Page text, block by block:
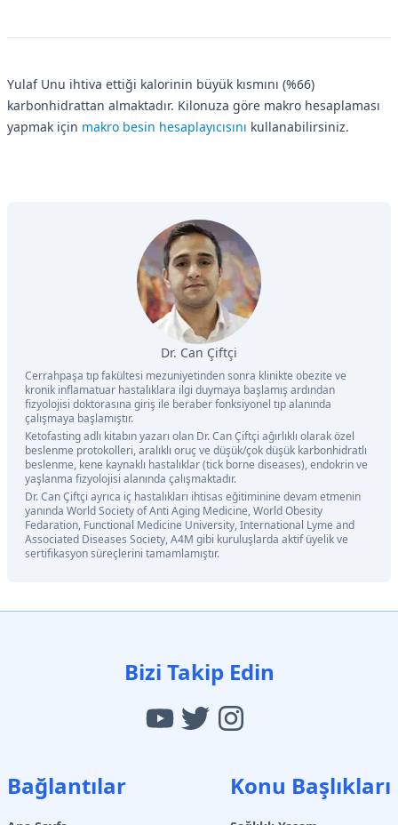
Yulaf Unu ihtiva ettiği kalorinin büyük kısmını (%66)
karbonhidrattan almaktadır. Kilonuza göre makro hesaplaması
yapmak için makro besin hesaplayıcısını kullanabilirsiniz.
Dr. Can Çiftçi
Cerrahpaşa tıp fakültesi mezuniyetinden sonra klinikte obezite ve
kronik inflamatuar hastalıklara ilgi duymaya başlamış ardından
fizyolojisi doktorasına giriş ile beraber fonksiyonel tıp alanında
çalışmaya başlamıştır.
Ketofasting adlı kitabın yazarı olan Dr. Can Çiftçi ağırlıklı olarak özel
beslenme protokolleri, aralıklı oruç ve düşük/çok düşük karbonhidratlı
beslenme, kene kaynaklı hastalıklar (tick borne diseases), endokrin ve
yaşlanma fizyolojisi alanında çalışmaktadır.
Dr. Can Çiftçi ayrıca iç hastalıkları ihtisas eğitiminine devam etmenin
yanında World Society of Anti Aging Medicine, World Obesity
Fedaration, Functional Medicine University, International Lyme and
Associated Diseases Society, A4M gibi kuruluşlarda aktif üyelik ve
sertifikasyon süreçlerini tamamlamıştır.
Bizi Takip Edin
Bağlantılar Konu Başlıkları